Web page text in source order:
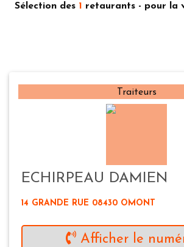
Sélection des 1 retaurants - pour la
Traiteurs
ECHIRPEAU DAMIEN
14 GRANDE RUE 08430 OMONT
Afficher le